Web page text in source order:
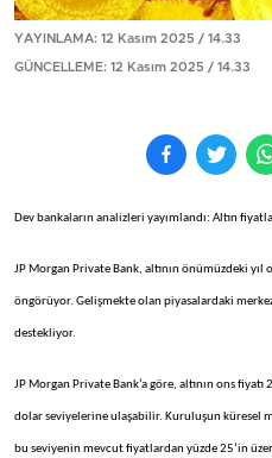
YAYINLAMA: 12 Kasım 2025 / 14.33
GÜNCELLEME: 12 Kasım 2025 / 14.33
Dev bankaların analizleri yayımlandı: Altın
JP Morgan Private Bank, altının önümüzdeki yıl
öngörüyor. Gelişmekte olan piyasalardaki
destekliyor.
JP Morgan Private Bank’a göre, altının ons
dolar seviyelerine ulaşabilir. Kuruluşun küresel
bu seviyenin mevcut fiyatlardan yüzde 25’in